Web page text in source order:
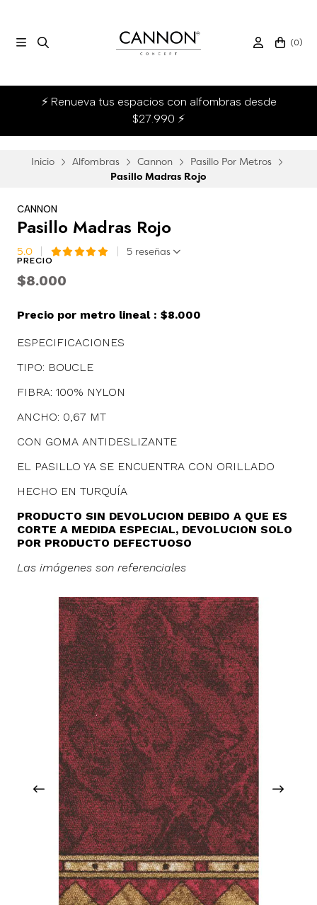
(0)
⚡ Renueva tus espacios con alfombras desde
$27.990 ⚡
Inicio Alfombras Cannon
Pasillo Por Metros
Pasillo Madras Rojo
CANNON
Pasillo Madras Rojo
5.0 5 reseñas
PRECIO
$8.000
Precio por metro lineal : $8.000
ESPECIFICACIONES
TIPO: BOUCLE
FIBRA: 100% NYLON
ANCHO: 0,67 MT
CON GOMA ANTIDESLIZANTE
EL PASILLO YA SE ENCUENTRA CON ORILLADO
HECHO EN TURQUÍA
PRODUCTO SIN DEVOLUCION DEBIDO A QUE ES
CORTE A MEDIDA ESPECIAL, DEVOLUCION SOLO
POR PRODUCTO DEFECTUOSO
Las imágenes son referenciales